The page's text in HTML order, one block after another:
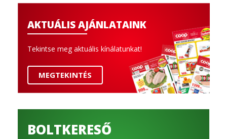
AKTUÁLIS AJÁNLATAINK
Tekintse meg aktuális kínálatunkat!
MEGTEKINTÉS
BOLTKERESŐ